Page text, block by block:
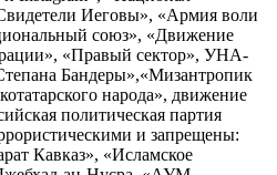
Иеговы», «Армия воли
союз», «Движение
«Правый сектор», УНА-
Бандеры»,«Мизантропик
народа», движение
политическая партия
и запрещены:
Кавказ», «Исламское